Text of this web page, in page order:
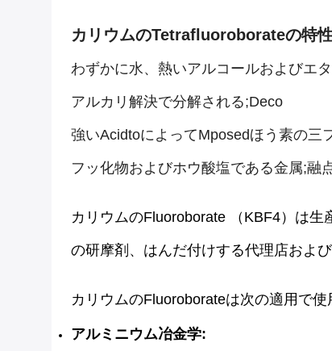
カリウムのtetrafluoroborateの特
わずかに水、熱いアルコールおよびエ
アルカリ解決で分解される;deco
強いacidtoによってmposedほう素の
フッ化物およびホウ酸塩である金属;融
カリウムのfluoroborate （KBF4）は生
の研摩剤、はんだ付けする代理店およ
カリウムのfluoroborateは次の適用で使
アルミニウム冶金学: